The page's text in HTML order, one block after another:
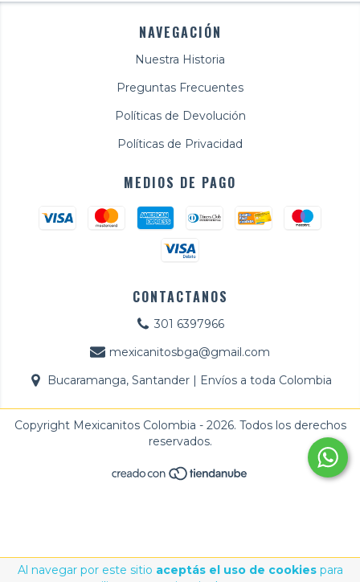
Al navegar por este sitio aceptás el uso de cookiespara
NAVEGACIÓN
Nuestra Historia
Preguntas Frecuentes
Políticas de Devolución
Políticas de Privacidad
MEDIOS DE PAGO
CONTACTANOS
301 6397966
mexicanitosbga@gmail.com
Bucaramanga, Santander | Envíos a toda Colombia
Copyright Mexicanitos Colombia - 2026. Todos los derechos
reservados.